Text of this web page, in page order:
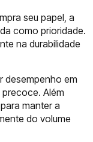
seu papel, a
como prioridade.
na durabilidade
desempenho em
Além
manter a
do volume